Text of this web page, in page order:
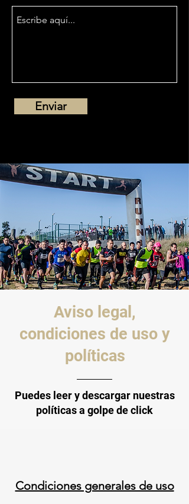
Enviar
Aviso legal,
condiciones de uso y
políticas
Puedes leer y descargar nuestras
políticas a golpe de click
Condiciones generales de uso